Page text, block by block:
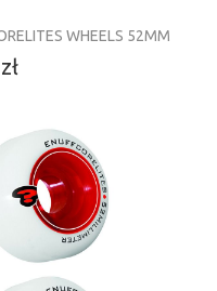
WHEELS 52MM